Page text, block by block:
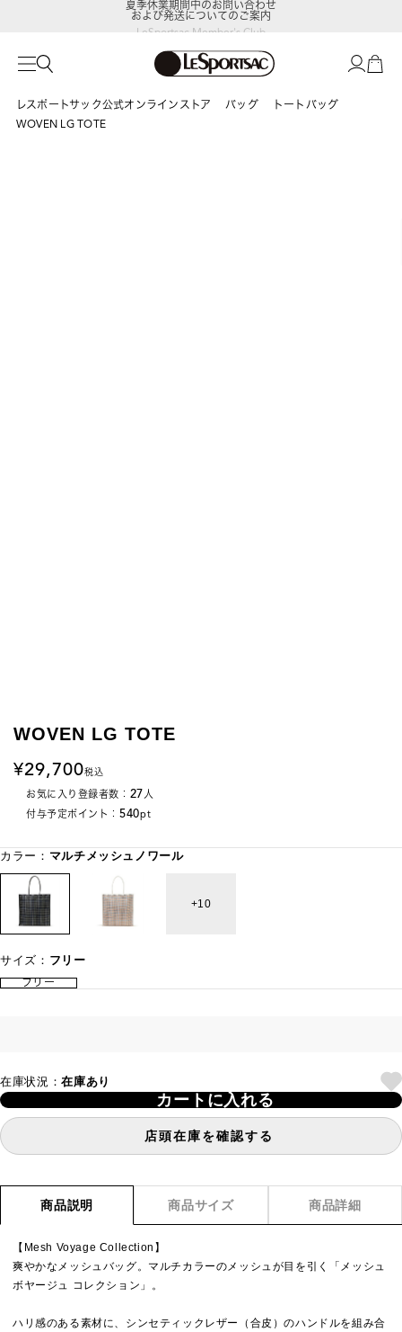
LeSportsac Member's Club
ポイントアップキャンペーン開催中
および発送についてのご案内
レスポートサック公式オンラインストア バッグ
トートバッグ
WOVEN LG TOTE
WOVEN LG TOTE
29,700税込
お気に入り登録者数： 27人
付与予定ポイント： 540pt
カラー： マルチメッシュノワール
10
サイズ： フリー
フリー
在庫状況：在庫あり
カートに入れる
店頭在庫を確認する
商品説明 商品サイズ 商品詳細
【Mesh Voyage Collection】
爽やかなメッシュバッグ。マルチカラーのメッシュが目を引く「メッシュ
ボヤージュ コレクション」。
ハリ感のある素材に、シンセティックレザー（合皮）のハンドルを組み合